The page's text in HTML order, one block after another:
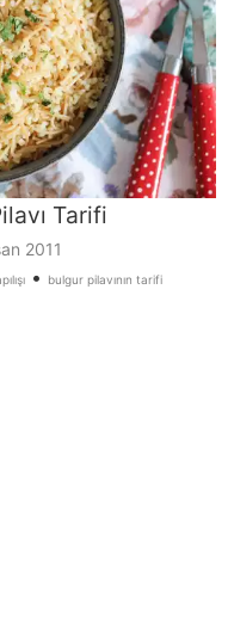
Tarifi
2011
• bulgur pilavının tarifi